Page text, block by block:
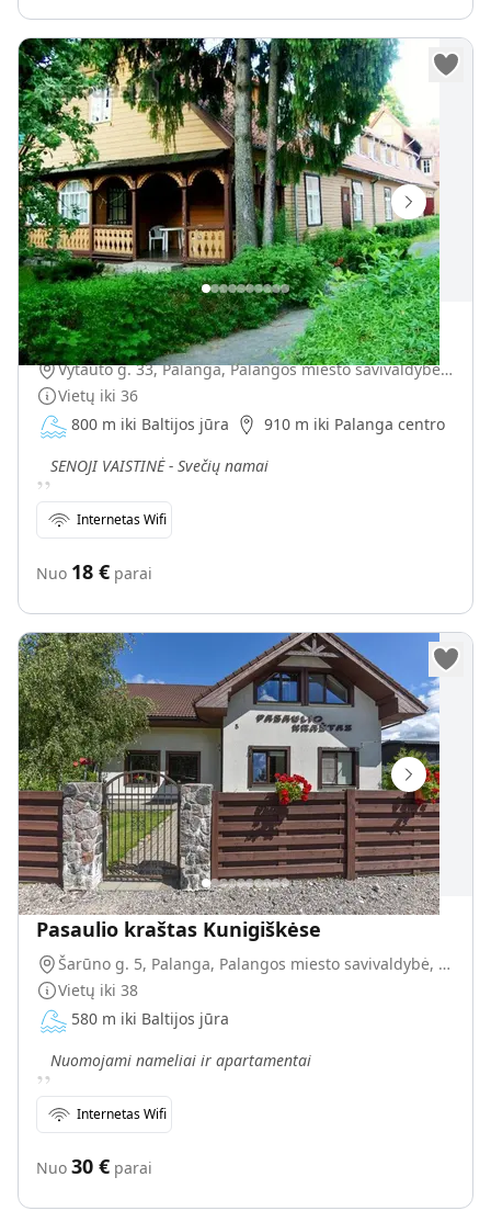
Senoji vaistinė Palangoje
Vytauto g. 33, Palanga, Palangos miesto savivaldybė, Lietuva
Vietų iki 36
800 m iki Baltijos jūra
910 m iki Palanga centro
„SENOJI VAISTINĖ - Svečių namai
Internetas Wifi
Nuo 18 € parai
Pasaulio kraštas Kunigiškėse
Šarūno g. 5, Palanga, Palangos miesto savivaldybė, Lietuva
Vietų iki 38
580 m iki Baltijos jūra
„Nuomojami nameliai ir apartamentai
Internetas Wifi
Nuo 30 € parai